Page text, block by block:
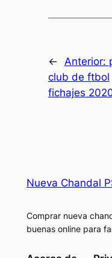
← Anterior:
club de ftbol
fichajes
Nueva Chandal
Comprar nueva
buenas online para